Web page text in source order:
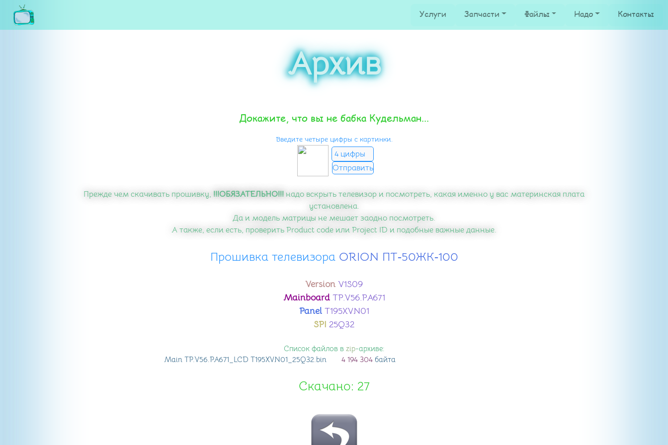
Услуги Запчасти Файлы Надо Контакты
Архив
Докажите, что вы не бабка Кудельман...
Введите четыре цифры с картинки.
Прежде чем скачивать прошивку, !!!ОБЯЗАТЕЛЬНО!!! надо вскрыть телевизор и посмотреть, какая именно у вас материнская плата
установлена.
Да и модель матрицы не мешает заодно посмотреть.
А также, если есть, проверить Product code или Project ID и подобные важные данные.
Прошивка телевизора​ ORION ПТ‑50ЖК‑100
Version V1S09
MainboardTP.V56.PA671
PanelT195XVN01
SPI 25Q32
Список файлов в zip-архиве:
Main TP.V56.PA671_LCD T195XVN01_25Q32 .bin 4 194 304 байта
Скачано: 27